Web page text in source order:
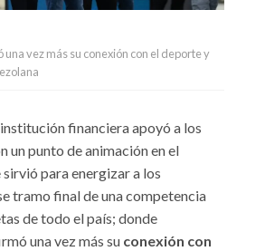
vez más su conexión con el deporte y
financieraapoyó a los
un punto de animación en el
para energizar a los
tramo final de una competencia
de todo el país; donde
una vez más su conexión con